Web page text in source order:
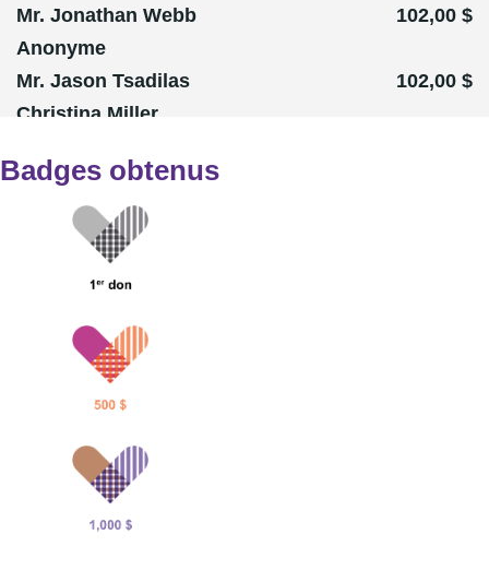
Mr. Jonathan Webb
102,00 $
Anonyme
Mr. Jason Tsadilas
102,00 $
Christina Miller
Aren Prupas
Mr. Larry Watt
Mr. Nathaniel Brand
Badges obtenus